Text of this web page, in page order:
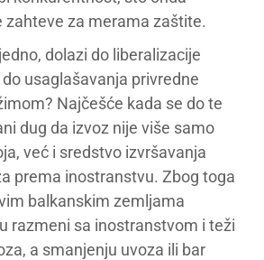
zahteve za merama zaštite.
dolazi do liberalizacije
usaglašavanja privredne
Najčešće kada se do te
dug da izvoz nije više samo
već i sredstvo izvršavanja
prema inostranstvu. Zbog toga
balkanskim zemljama
razmeni sa inostranstvom i teži
a smanjenju uvoza ili bar